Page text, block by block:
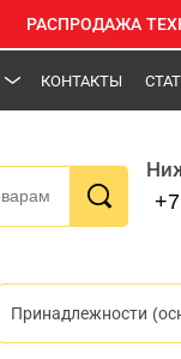
РАСПРОДАЖА
КОНТАКТЫ
Принадлежности